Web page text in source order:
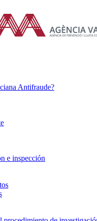
Antifraude?
e inspección